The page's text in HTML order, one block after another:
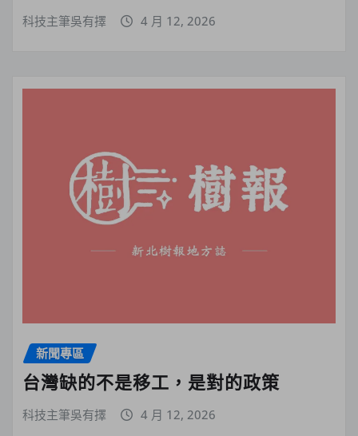
科技主筆吳有擇 4 月 12, 2026
新聞專區
台灣缺的不是移工，是對的政策
科技主筆吳有擇 4 月 12, 2026